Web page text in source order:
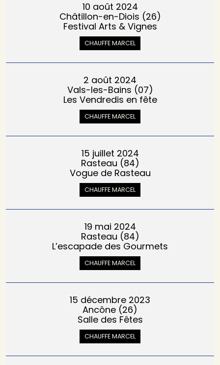
10 août 2024
Châtillon-en-Diois (26)
Festival Arts & Vignes
CHAUFFE MARCEL
2 août 2024
Vals-les-Bains (07)
Les Vendredis en fête
CHAUFFE MARCEL
15 juillet 2024
Rasteau (84)
Vogue de Rasteau
CHAUFFE MARCEL
19 mai 2024
Rasteau (84)
L’escapade des Gourmets
CHAUFFE MARCEL
15 décembre 2023
Ancône (26)
Salle des Fêtes
CHAUFFE MARCEL